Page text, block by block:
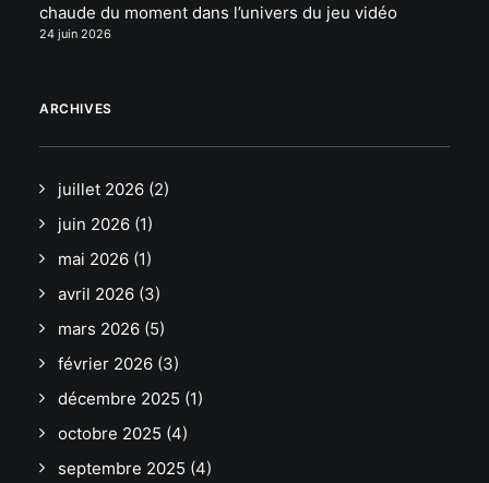
chaude du moment dans l’univers du jeu vidéo
24 juin 2026
ARCHIVES
juillet 2026 (2)
juin 2026 (1)
mai 2026 (1)
avril 2026 (3)
mars 2026 (5)
février 2026 (3)
décembre 2025 (1)
octobre 2025 (4)
septembre 2025 (4)